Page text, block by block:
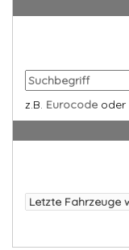
z.B. Eurocode oder